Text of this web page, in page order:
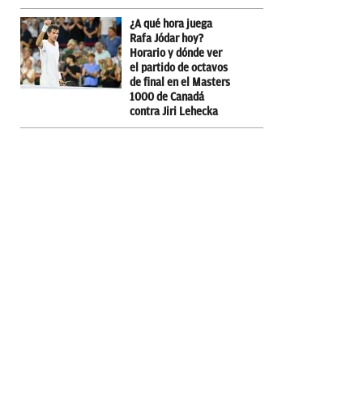
¿A qué hora juega
Rafa Jódar hoy?
Horario y dónde ver
el partido de octavos
de final en el Masters
1000 de Canadá
contra Jiri Lehecka